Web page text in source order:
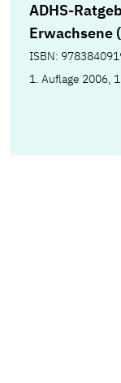
ADHS-
Erwachsene
ISBN:
1. Auflage 2006,